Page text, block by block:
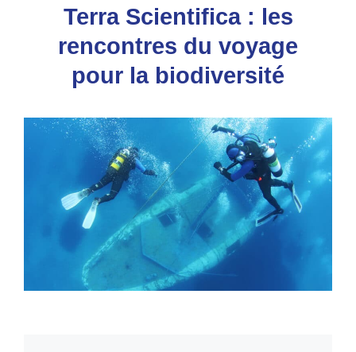
Terra Scientifica : les
rencontres du voyage
pour la biodiversité